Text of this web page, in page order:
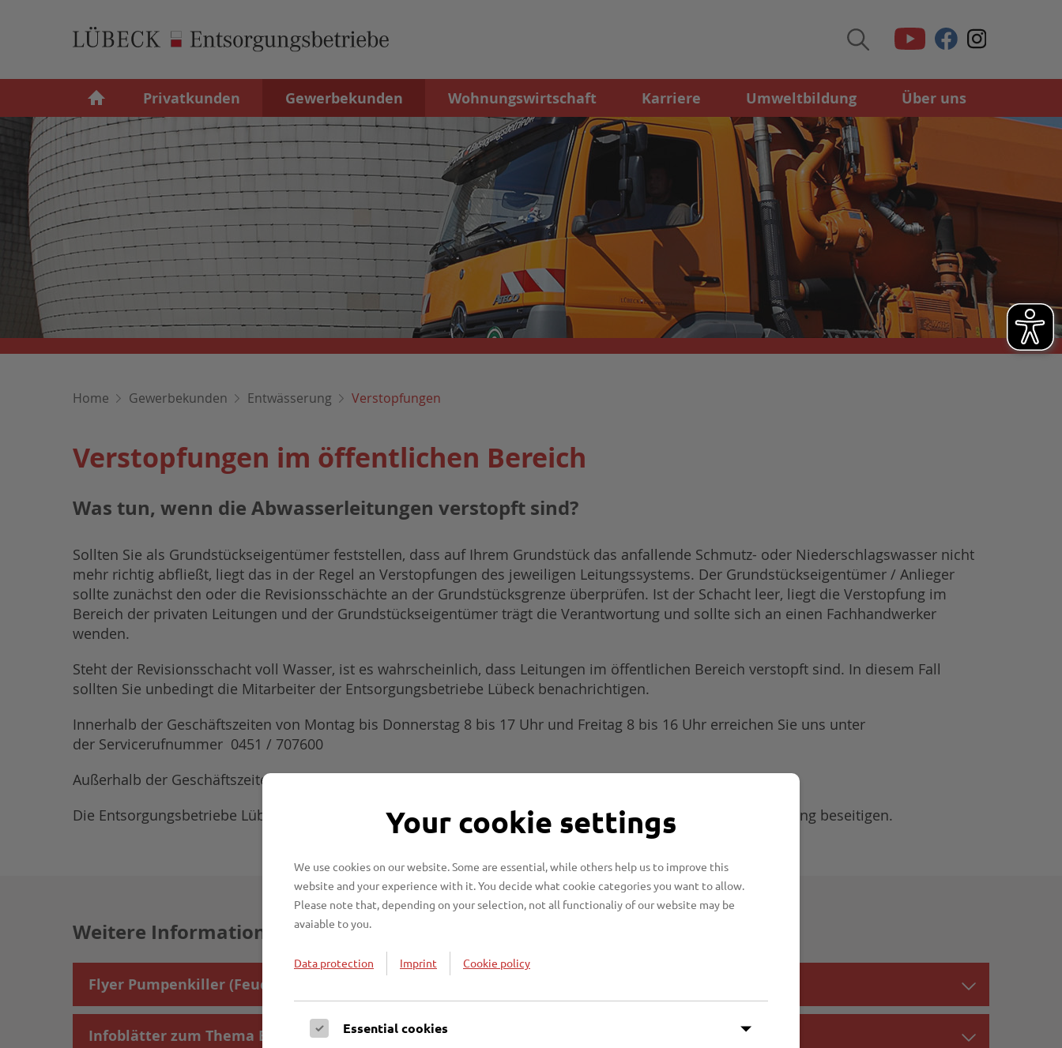
Privatkunden Gewerbekunden Wohnungswirtschaft Karriere Umweltbildung Über uns
Home Gewerbekunden Entwässerung Verstopfungen
Verstopfungen im öffentlichen Bereich
Was tun, wenn die Abwasserleitungen verstopft sind?
Sollten Sie als Grundstückseigentümer feststellen, dass auf Ihrem Grundstück das anfallende Schmutz- oder Niederschlagswasser nicht
mehr richtig abfließt, liegt das in der Regel an Verstopfungen des jeweiligen Leitungssystems. Der Grundstückseigentümer / Anlieger
sollte zunächst den oder die Revisionsschächte an der Grundstücksgrenze überprüfen. Ist der Schacht leer, liegt die Verstopfung im
Bereich der privaten Leitungen und der Grundstückseigentümer trägt die Verantwortung und sollte sich an einen Fachhandwerker
wenden.
Steht der Revisionsschacht voll Wasser, ist es wahrscheinlich, dass Leitungen im öffentlichen Bereich verstopft sind. In diesem Fall
sollten Sie unbedingt die Mitarbeiter der Entsorgungsbetriebe Lübeck benachrichtigen.
Innerhalb der Geschäftszeiten von Montag bis Donnerstag 8 bis 17 Uhr und Freitag 8 bis 16 Uhr erreichen Sie uns unter
der Servicerufnummer 0451 / 707600
Außerhalb der Geschäftszeiten nutzen Sie bitte die Rufbereitschaft des Kanalnetzes: 0151 / 40666333
Die Entsorgungsbetriebe Lübeck werden so schnell wie möglich einen Spülwagen schicken und die Verstopfung beseitigen.
Weitere Informationen
Flyer Pumpenkiller (Feuchttücher)
Infoblätter zum Thema Entwässerung
Your cookie settings
We use cookies on our website. Some are essential, while others help us to improve this
website and your experience with it. You decide what cookie categories you want to allow.
Please note that, depending on your selection, not all functionaliy of our website may be
avaiable to you.
Data protection Imprint Cookie policy
Essential cookies